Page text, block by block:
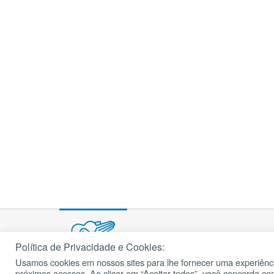
cancaonova.com© 2002 – 2026
Política de Privacidade e Cookies:
Usamos cookies em nossos sites para lhe fornecer uma